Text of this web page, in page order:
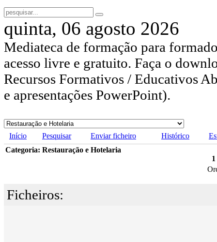
quinta, 06 agosto 2026
Mediateca de formação para
acesso livre e gratuito. Faça o
Recursos Formativos / Educativos
e apresentações PowerPoint).
Início Pesquisar Enviar ficheiro Histórico
Categoria: Restauração e Hotelaria
1
Ficheiros: